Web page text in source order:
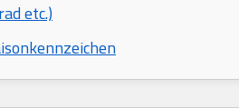
etc.)